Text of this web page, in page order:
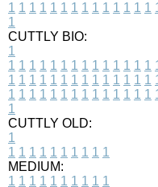
1 1 1 1 1 1 1 1 1 1 1 1 1 1
1
CUTTLY BIO:
1
1 1 1 1 1 1 1 1 1 1 1 1 1 1
1 1 1 1 1 1 1 1 1 1 1 1 1 1
1 1 1 1 1 1 1 1 1 1 1 1 1 1
1
CUTTLY OLD:
1
1 1 1 1 1 1 1 1 1 1
MEDIUM:
1 1 1 1 1 1 1 1 1 1